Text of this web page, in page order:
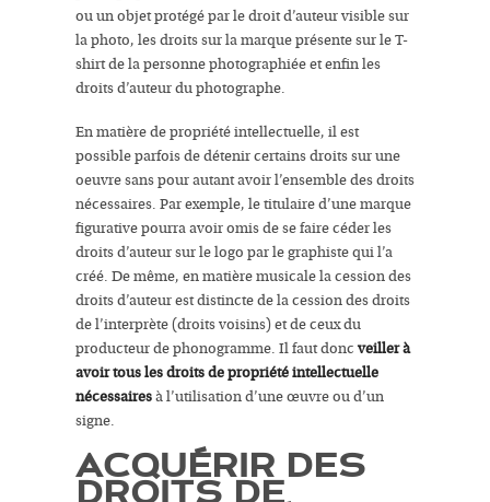
ou un objet protégé par le droit d’auteur visible sur
la photo, les droits sur la marque présente sur le T-
shirt de la personne photographiée et enfin les
droits d’auteur du photographe.
En matière de propriété intellectuelle, il est
possible parfois de détenir certains droits sur une
oeuvre sans pour autant avoir l’ensemble des droits
nécessaires. Par exemple, le titulaire d’une marque
figurative pourra avoir omis de se faire céder les
droits d’auteur sur le logo par le graphiste qui l’a
créé. De même, en matière musicale la cession des
droits d’auteur est distincte de la cession des droits
de l’interprète (droits voisins) et de ceux du
producteur de phonogramme. Il faut donc veiller à
avoir tous les droits de propriété intellectuelle
nécessairesà l’utilisation d’une œuvre ou d’un
signe.
ACQUÉRIR DES
DROITS DE